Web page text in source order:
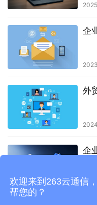
企
外
企
欢迎来到263云通信
帮您的？